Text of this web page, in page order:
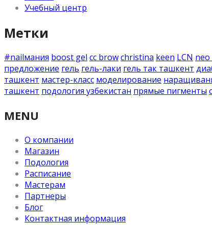
Учебный центр
Метки
#nailмания boost gel cc browchristina keen LCN
предложение гель гель-лаки гель так ташкент
ташкент мастер-класс моделирование
ташкент подология узбекистан прямые пигменты
MENU
О компании
Магазин
Подология
Расписание
Мастерам
Партнеры
Блог
Контактная информация